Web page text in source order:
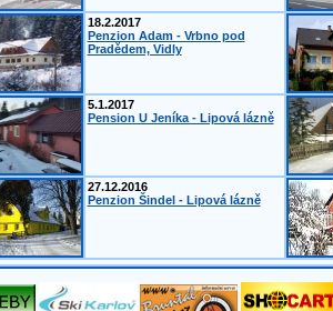
18.2.2017
Penzion Adam - Vrbno pod
Pradědem, Vidly
5.1.2017
Pension U Jeníka - Lipová lázně
27.12.2016
Penzion Šindel - Lipová lázně